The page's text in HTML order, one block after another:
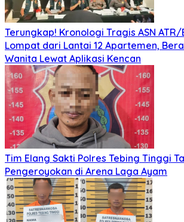
Terungkap! Kronologi Tragis ASN ATR/
Lompat dari Lantai 12 Apartemen,
Wanita Lewat Aplikasi Kencan
Tim Elang Sakti Polres Tebing Tinggi
Pengeroyokan di Arena Laga Ayam